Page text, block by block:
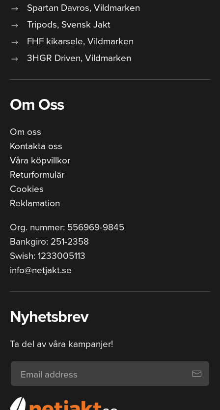
Spartan Davros, Vildmarken
Tripods, Svensk Jakt
FHF kikarsele, Vildmarken
3HGR Driven, Vildmarken
Om Oss
Om oss
Kontakta oss
Våra köpvillkor
Returformulär
Cookies
Reklamation
Org. nummer: 556969-9845
Bankgiro: 251-2358
Swish: 1233005113
info@netjakt.se
Nyhetsbrev
Ta del av våra kampanjer!